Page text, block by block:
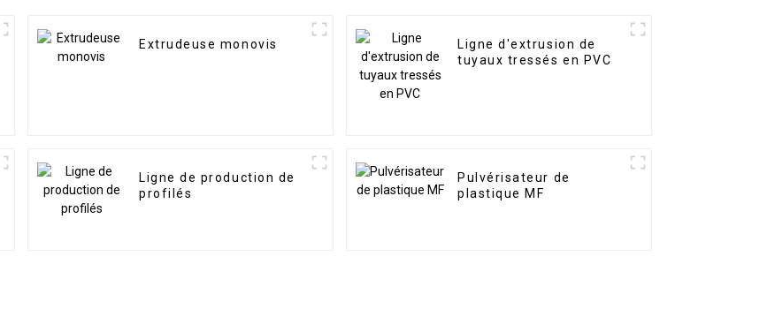
Extrudeuse monovis
Ligne d'extrusion de
tuyaux tressés en PVC
Ligne de production de
profilés
Pulvérisateur de
plastique MF